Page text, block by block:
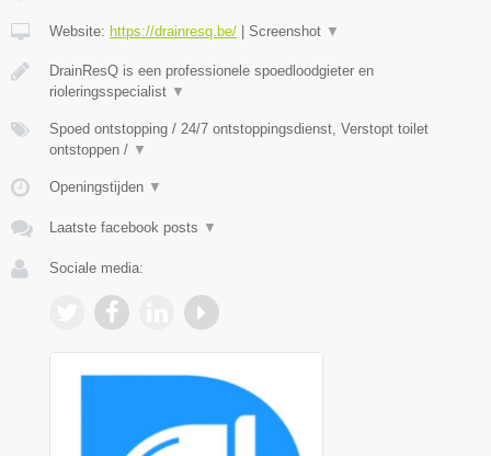
Website: https://drainresq.be/ | Screenshot ▼
DrainResQ is een professionele spoedloodgieter en
rioleringsspecialist ▼
Spoed ontstopping / 24/7 ontstoppingsdienst, Verstopt toilet
ontstoppen / ▼
Openingstijden ▼
Laatste facebook posts ▼
Sociale media: